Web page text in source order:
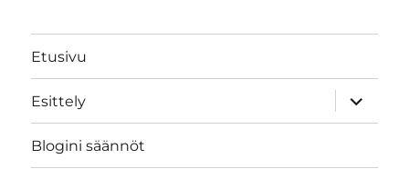
Etusivu
Esittely
näytä
Blogini säännöt